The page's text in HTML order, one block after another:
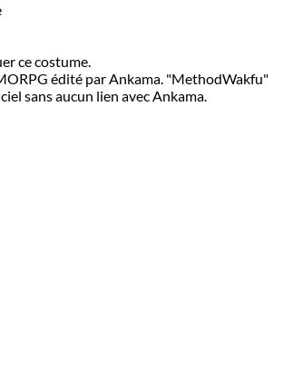
ce costume.
édité par Ankama. "MethodWakfu"
sans aucun lien avec Ankama.